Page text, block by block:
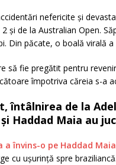
nefericite și
și de la Australian Open.
Din păcate, o boală virală
să fie pregătit pentru
împotriva căreia s-a
întâlnirea de la
și Haddad Maia au
a învins-o pe Haddad Maia
cu ușurință spre